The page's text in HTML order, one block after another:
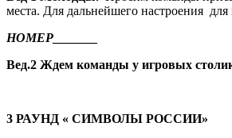
места. Для дальнейшего настроения для
НОМЕР_______
Вед.2 Ждем команды у игровых
3 РАУНД « СИМВОЛЫ РОССИИ»